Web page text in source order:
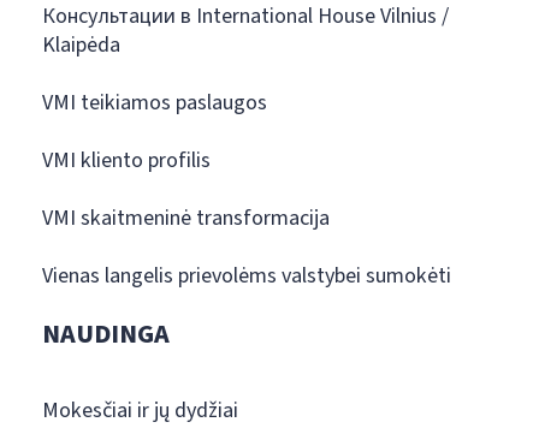
Консультации в International House Vilnius /
Klaipėda
VMI teikiamos paslaugos
VMI kliento profilis
VMI skaitmeninė transformacija
Vienas langelis prievolėms valstybei sumokėti
NAUDINGA
Mokesčiai ir jų dydžiai